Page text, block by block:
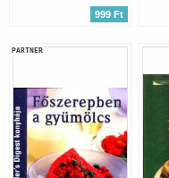
999 Ft
PARTNER